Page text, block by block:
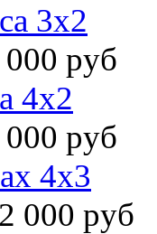
3х2
руб
4х2
руб
4х3
000 руб